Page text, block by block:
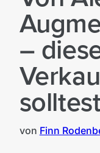
–
von Finn